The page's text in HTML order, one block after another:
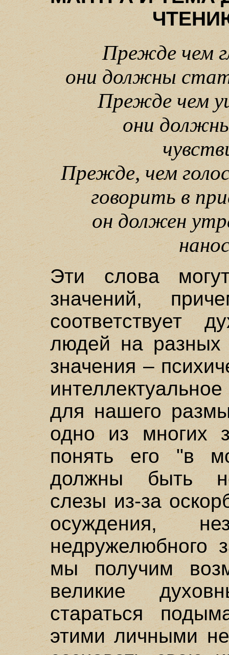
Прежде чем
они должны
Прежде чем
они
Прежде, чем
говорить в
он должен
Эти слова
значений,
соответствует
людей на разных
значения –
для нашего
одно из многих
понять его "в
должны быть
слезы из-за
осуждения,
недружелюбного
мы получим
великие
стараться
этими личными